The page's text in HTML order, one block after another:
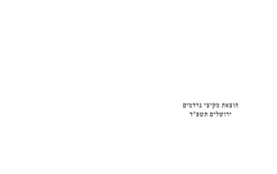
$34
$31